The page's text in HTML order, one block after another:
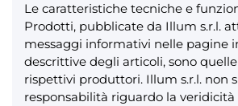
Le caratteristiche tecniche e
Prodotti, pubblicate da Illum s.r.l.
messaggi informativi nelle pagine
descrittive degli articoli, sono
rispettivi produttori. Illum s.r.l. non
responsabilità riguardo la